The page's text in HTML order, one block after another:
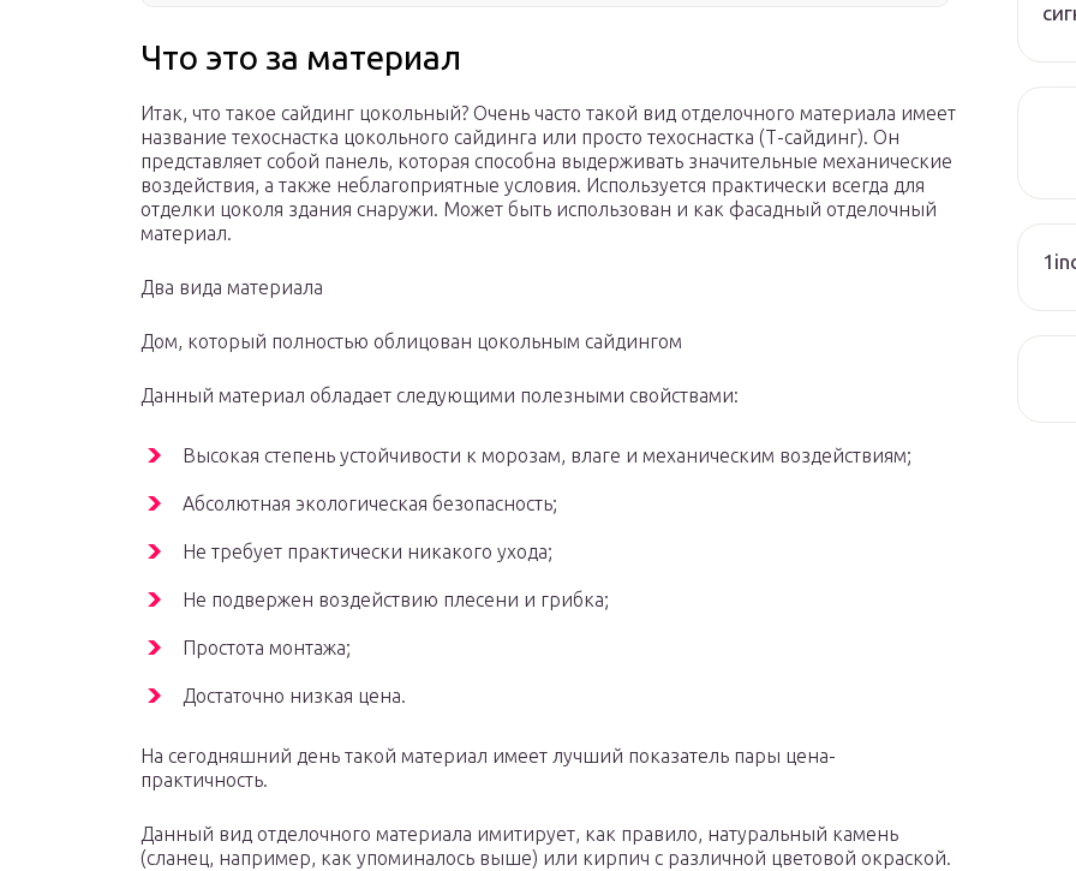
Что это за материал
Итак, что такое сайдинг цокольный? Очень часто такой вид отделочного материала имеет
название техоснастка цокольного сайдинга или просто техоснастка (Т-сайдинг). Он
представляет собой панель, которая способна выдерживать значительные механические
воздействия, а также неблагоприятные условия. Используется практически всегда для
отделки цоколя здания снаружи. Может быть использован и как фасадный отделочный
материал.
Два вида материала
Дом, который полностью облицован цокольным сайдингом
Данный материал обладает следующими полезными свойствами:
Высокая степень устойчивости к морозам, влаге и механическим воздействиям;
Абсолютная экологическая безопасность;
Не требует практически никакого ухода;
Не подвержен воздействию плесени и грибка;
Простота монтажа;
Достаточно низкая цена.
На сегодняшний день такой материал имеет лучший показатель пары цена-
практичность.
Данный вид отделочного материала имитирует, как правило, натуральный камень
(сланец, например, как упоминалось выше) или кирпич с различной цветовой окраской.